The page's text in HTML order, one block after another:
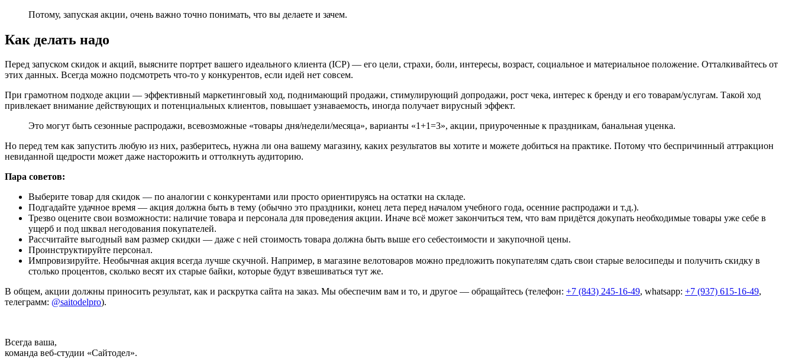
Потому, запуская акции, очень важно точно понимать, что вы делаете и зачем.
Как делать надо
Перед запуском скидок и акций, выясните портрет вашего идеального клиента (ICP) — его цели, страхи, боли, интересы, возраст, социальное и материальное положение. Отталкивайтесь от
этих данных. Всегда можно подсмотреть что-то у конкурентов, если идей нет совсем.
При грамотном подходе акции — эффективный маркетинговый ход, поднимающий продажи, стимулирующий допродажи, рост чека, интерес к бренду и его товарам/услугам. Такой ход
привлекает внимание действующих и потенциальных клиентов, повышает узнаваемость, иногда получает вирусный эффект.
Это могут быть сезонные распродажи, всевозможные «товары дня/недели/месяца», варианты «1+1=3», акции, приуроченные к праздникам, банальная уценка.
Но перед тем как запустить любую из них, разберитесь, нужна ли она вашему магазину, каких результатов вы хотите и можете добиться на практике. Потому что беспричинный аттракцион
невиданной щедрости может даже насторожить и оттолкнуть аудиторию.
Пара советов:
Выберите товар для скидок — по аналогии с конкурентами или просто ориентируясь на остатки на складе.
Подгадайте удачное время — акция должна быть в тему (обычно это праздники, конец лета перед началом учебного года, осенние распродажи и т.д.).
Трезво оцените свои возможности: наличие товара и персонала для проведения акции. Иначе всё может закончиться тем, что вам придётся докупать необходимые товары уже себе в
ущерб и под шквал негодования покупателей.
Рассчитайте выгодный вам размер скидки — даже с ней стоимость товара должна быть выше его себестоимости и закупочной цены.
Проинструктируйте персонал.
Импровизируйте. Необычная акция всегда лучше скучной. Например, в магазине велотоваров можно предложить покупателям сдать свои старые велосипеды и получить скидку в
столько процентов, сколько весят их старые байки, которые будут взвешиваться тут же.
В общем, акции должны приносить результат, как и раскрутка сайта на заказ. Мы обеспечим вам и то, и другое — обращайтесь (телефон: +7 (843) 245-16-49, whatsapp: +7 (937) 615-16-49,
телеграмм: @saitodelpro).
Всегда ваша,
команда веб-студии «Сайтодел».